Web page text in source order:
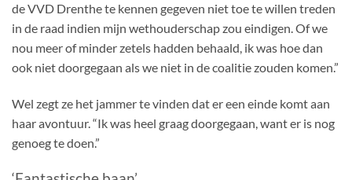
de VVD Drenthe te kennen gegeven niet toe te willen treden
in de raad indien mijn wethouderschap zou eindigen. Of we
nou meer of minder zetels hadden behaald, ik was hoe dan
ook niet doorgegaan als we niet in de coalitie zouden komen.”
Wel zegt ze het jammer te vinden dat er een einde komt aan
haar avontuur. “Ik was heel graag doorgegaan, want er is nog
genoeg te doen.”